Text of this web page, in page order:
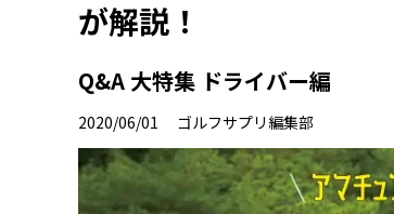
が解説！
Q&A 大特集 ドライバー編
2020/06/01 ゴルフサプリ編集部